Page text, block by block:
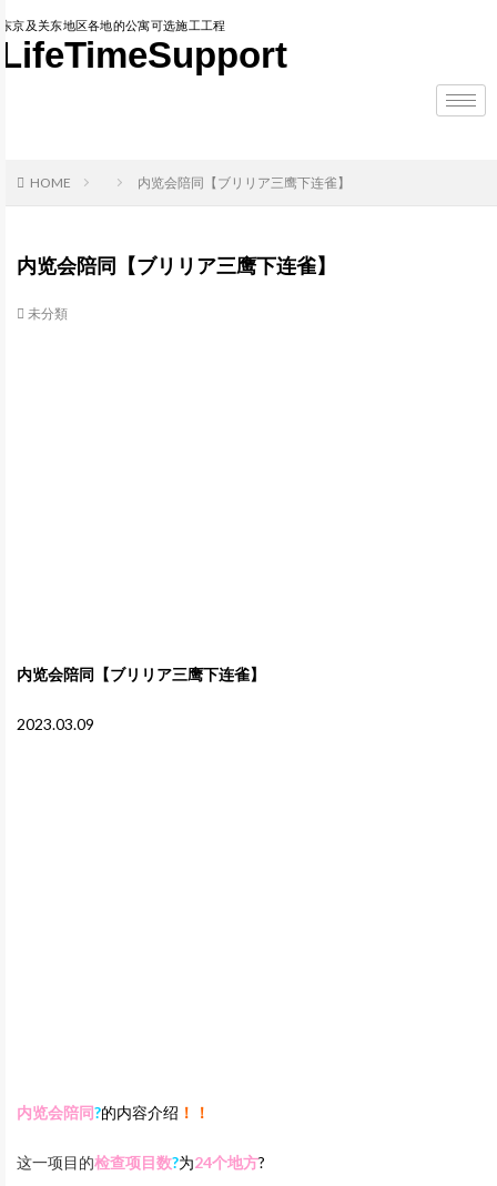
东京及关东地区各地的公寓可选施工工程
LifeTimeSupport
HOME 内览会陪同【ブリリア三鹰下连雀】
内览会陪同【ブリリア三鹰下连雀】
未分類
内览会陪同【ブリリア三鹰下连雀】
2023.03.09
内览会陪同‍?的内容介绍 ！！
这一项目的检查项目数?为24个地方?